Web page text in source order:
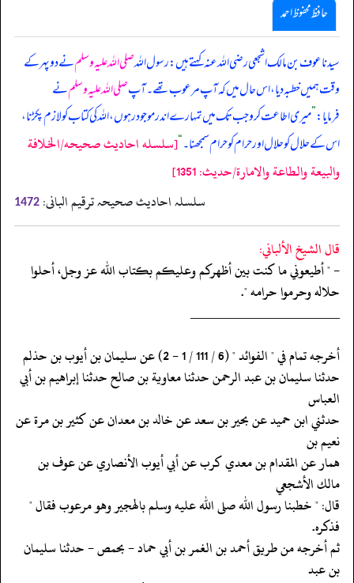
حافظ محفوظ احمد
سیدنا عوف بن مالک اشجعی رضی اللہ عنہ کہتے ہیں: رسول اللہصلی اللہ علیہ وسلمنے دوپہر کے
وقت ہمیں خطبہ دیا، اس حال میں کہ آپ مرعوب تھے۔ آپصلی اللہ علیہ وسلمنے
فرمایا:”میری اطاعت کرو جب تک میں تمہارے اندر موجود رہوں، اللہ کی کتاب کو لازم پکڑنا،
اس کے حلال کو حلال اور حرام کو حرام سمجھنا۔“[سلسله احاديث صحيحه/الخلافة
والبيعة والطاعة والامارة/حدیث: 1351]
سلسلہ احادیث صحیحہ ترقیم البانی: 1472
قال الشيخ الألباني:
- " أطيعوني ما كنت بين أظهركم وعليكم بكتاب الله عز وجل، أحلوا
حلاله وحرموا حرامه ".
‏‏‏‏_____________________
‏‏‏‏أخرجه تمام في " الفوائد " (6 / 111 / 1 - 2) عن سليمان بن أيوب بن حذلم
‏‏‏‏حدثنا سليمان بن عبد الرحمن حدثنا معاوية بن صالح حدثنا إبراهيم بن أبي
العباس
‏‏‏‏حدثني ابن حميد عن بحير بن سعد عن خالد بن معدان عن كثير بن مرة عن
نعيم بن
‏‏‏‏همار عن المقدام بن معدي كرب عن أبي أيوب الأنصاري عن عوف بن
مالك الأشجعي
‏‏‏‏قال: " خطبنا رسول الله صلى الله عليه وسلم بالهجير وهو مرعوب فقال "
فذكره.
‏‏‏‏ثم أخرجه من طريق أحمد بن الغمر بن أبي حماد - بحمص - حدثنا سليمان
بن عبد